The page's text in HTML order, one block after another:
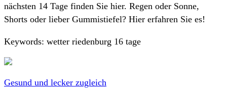
nächsten 14 Tage finden Sie hier. Regen oder Sonne,
Shorts oder lieber Gummistiefel? Hier erfahren Sie es!
Keywords: wetter riedenburg 16 tage
Gesund und lecker zugleich